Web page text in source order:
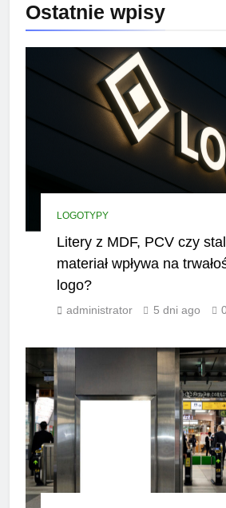
Ostatnie wpisy
LOGOTYPY
Litery z MDF, PCV czy
materiał wpływa na
logo?
administrator 5 dni ago